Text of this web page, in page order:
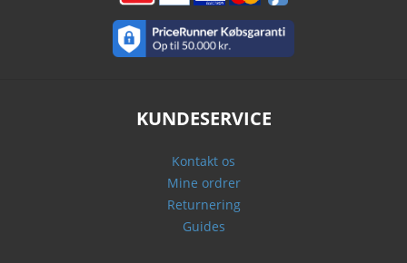
KUNDESERVICE
Kontakt os
Mine ordrer
Returnering
Guides